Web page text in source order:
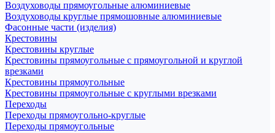
Воздуховоды прямоугольные алюминиевые
Воздуховоды круглые прямошовные алюминиевые
Фасонные части (изделия)
Крестовины
Крестовины круглые
Крестовины прямоугольные с прямоугольной и круглой
врезками
Крестовины прямоугольные
Крестовины прямоугольные с круглыми врезками
Переходы
Переходы прямоугольно-круглые
Переходы прямоугольные